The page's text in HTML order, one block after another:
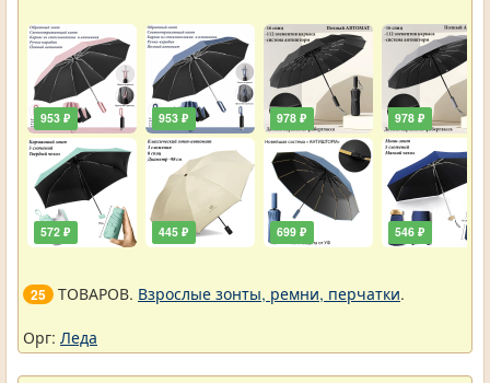
953 ₽
572 ₽
953 ₽
445 ₽
978 ₽
699 ₽
978 ₽
546 ₽
25 ТОВАРОВ. Взрослые зонты, ремни, перчатки.
Орг: Леда